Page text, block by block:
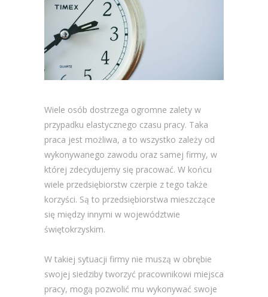
Wiele osób dostrzega ogromne zalety w
przypadku elastycznego czasu pracy. Taka
praca jest możliwa, a to wszystko zależy od
wykonywanego zawodu oraz samej firmy, w
której zdecydujemy się pracować. W końcu
wiele przedsiębiorstw czerpie z tego także
korzyści. Są to przedsiębiorstwa mieszczące
się między innymi w województwie
świętokrzyskim.
W takiej sytuacji firmy nie muszą w obrębie
swojej siedziby tworzyć pracownikowi miejsca
pracy, mogą pozwolić mu wykonywać swoje